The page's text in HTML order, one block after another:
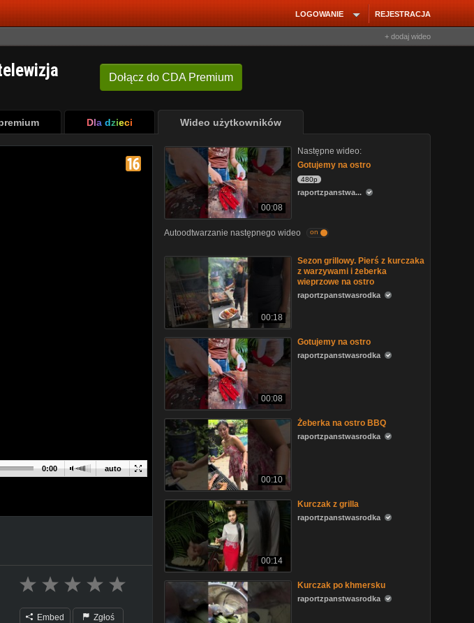
REJESTRACJA
LOGOWANIE
+ dodaj wideo
Dołącz do CDA Premium
Dla dzieci Wideo użytkowników
auto
0:00
Embed Zgłoś
00:08
Następne wideo:
Gotujemy na ostro
480p
raportzpanstwa...
Autoodtwarzanie następnego wideo on
00:18
Sezon grillowy. Pierś z kurczaka
z warzywami i żeberka
wieprzowe na ostro
raportzpanstwasrodka
00:08
Gotujemy na ostro
raportzpanstwasrodka
00:10
Żeberka na ostro BBQ
raportzpanstwasrodka
00:14
Kurczak z grilla
raportzpanstwasrodka
Kurczak po khmersku
raportzpanstwasrodka